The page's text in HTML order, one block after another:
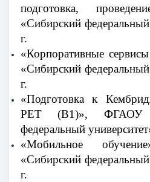
подготовка,
«Сибирский
г.
«Корпоративные
«Сибирский
г.
«Подготовка к
PET (В1)», ФГАОУ
федеральный
«Мобильное
«Сибирский
г.